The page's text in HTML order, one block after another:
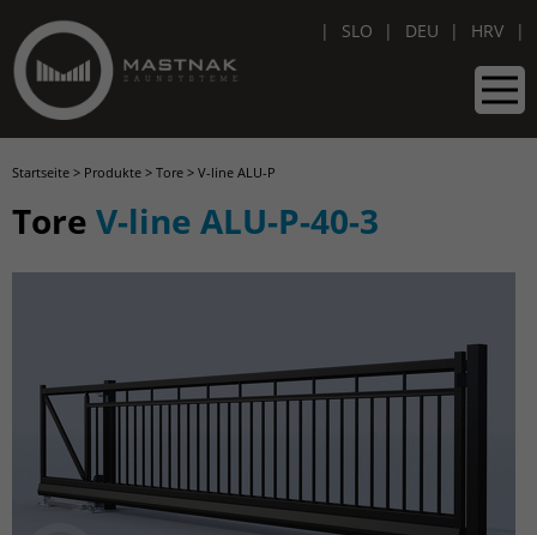
SLO DEU HRV
Startseite > Produkte > Tore > V-line ALU-P
Tore V-line ALU-P-40-3